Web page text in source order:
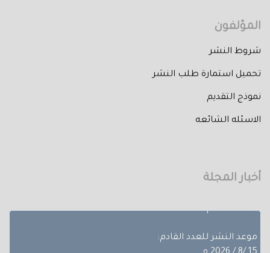
المؤلفون
شروط النشر
تحميل استمارة طلب النشر
نموذج التقديم
الاسئله الشائعه
أخبار المجلة
موعد النشر للعدد القادم:
15 /8 / 2026 م